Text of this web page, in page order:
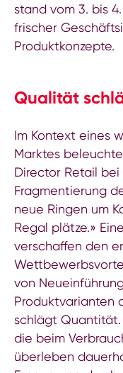
stand vom 3. bis
frischer
Produktkonzepte.
Qualität
Im Kontext eines
Marktes
Director Retail bei
Fragmentierung
neue Ringen um
Regal plätze.»
verschaffen den
von
Produktvarianten
schlägt Quantität.
die beim
überleben